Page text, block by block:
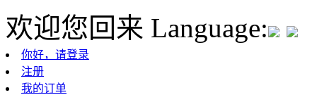
欢迎您回来 Language:
你好，请登录
注册
我的订单